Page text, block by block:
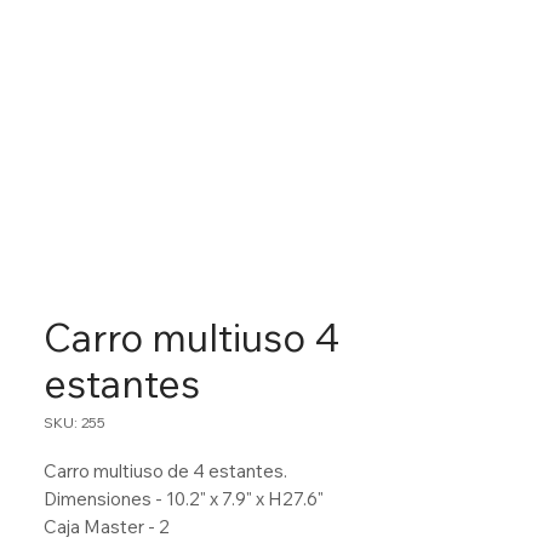
Carro multiuso 4
estantes
SKU: 255
Carro multiuso de 4 estantes.
Dimensiones - 10.2" x 7.9" x H27.6"
Caja Master - 2